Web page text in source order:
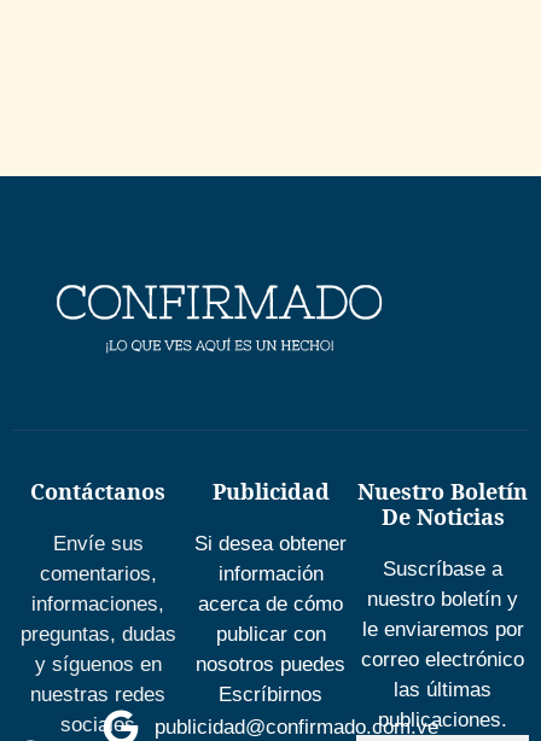
Contáctanos
Envíe sus
comentarios,
informaciones,
preguntas, dudas
y síguenos en
nuestras redes
sociales
Publicidad
Si desea obtener
información
acerca de cómo
publicar con
nosotros puedes
Escríbirnos
publicidad@confirmado.com.ve
Nuestro Boletín
De Noticias
Suscríbase a
nuestro boletín y
le enviaremos por
correo electrónico
las últimas
publicaciones.